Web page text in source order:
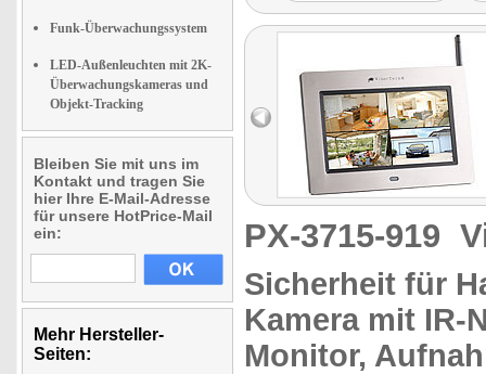
Funk-Überwachungssystem
LED-Außenleuchten mit 2K-
Überwachungskameras und
Objekt-Tracking
Bleiben Sie mit uns im
Kontakt und tragen Sie
hier Ihre E-Mail-Adresse
für unsere HotPrice-Mail
ein:
Mehr Hersteller-
Seiten:
Getestet wurde PX-3716
PX-3715-919
Sicherheit für
Kameramit IR-
Monitor,